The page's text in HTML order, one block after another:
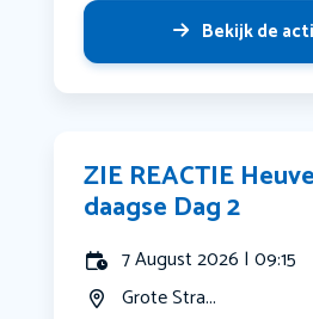
Bekijk de
ZIE REACTIE
daagse Dag 2
7 August 2026 | 09:15
Grote Stra...